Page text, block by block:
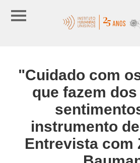
"Cuidado com
que fazem
instrumento
Entrevista com